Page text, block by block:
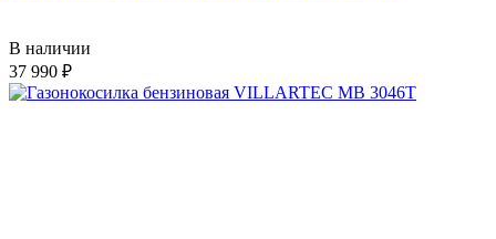
В наличии
37 990